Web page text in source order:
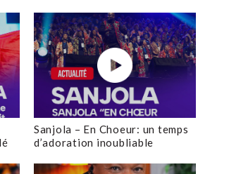
Sanjola – En Choeur: un temps
d’adoration inoubliable